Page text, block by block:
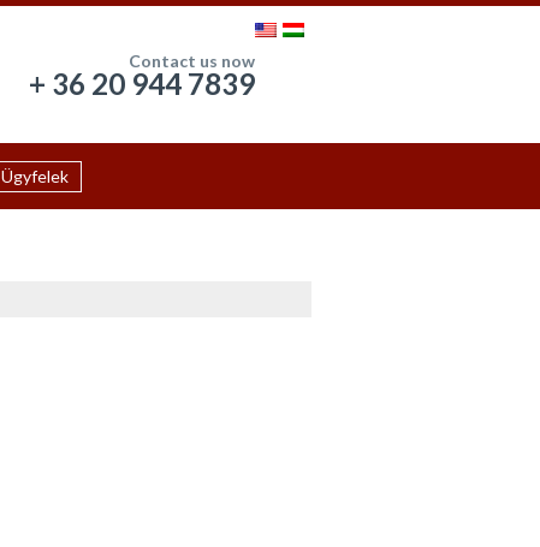
Contact us now
+ 36 20 944 7839
Ügyfelek